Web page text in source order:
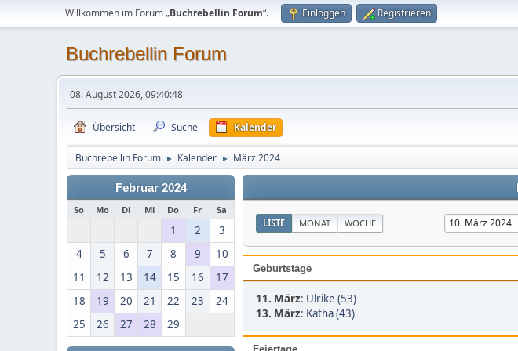
Willkommen im Forum „Buchrebellin Forum“. Einloggen Registrieren
Buchrebellin Forum
08. August 2026, 09:40:48
Übersicht Suche Kalender
Buchrebellin Forum ► Kalender ► März 2024
Februar 2024
So Mo Di Mi Do Fr Sa
1 2
3
4
5 6 7 8 9
10
11
12 13 14 15 16
17
18
19 20 21 22 23
24
25
26 27 28 29
LISTE MONAT WOCHE
Geburtstage
11. März: Ulrike (53)
13. März: Katha (43)